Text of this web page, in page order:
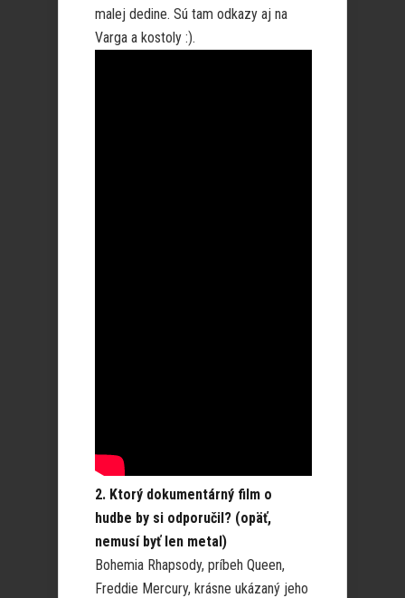
malej dedine. Sú tam odkazy aj na
Varga a kostoly :).
2. Ktorý dokumentárný film o
hudbe by si odporučil? (opäť,
nemusí byť len metal)
Bohemia Rhapsody, príbeh Queen,
Freddie Mercury, krásne ukázaný jeho